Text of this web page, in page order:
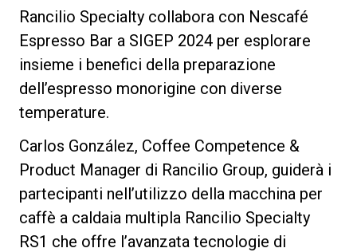
Rancilio Specialty collabora con Nescafé
Espresso Bar a SIGEP 2024 per esplorare
insieme i benefici della preparazione
dell’espresso monorigine con diverse
temperature.
Carlos González, Coffee Competence &
Product Manager di Rancilio Group, guiderà i
partecipanti nell’utilizzo della macchina per
caffè a caldaia multipla Rancilio Specialty
RS1 che offre l’avanzata tecnologie di
Sostenibilità
Connect
Contattaci